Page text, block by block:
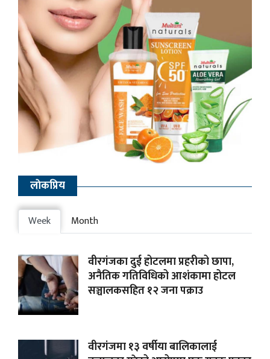
लाेकप्रिय
Week Month
वीरगंजका दुई होटलमा प्रहरीको छापा,
अनैतिक गतिविधिको आशंकामा होटल
सञ्चालकसहित १२ जना पक्राउ
वीरगंजमा १३ वर्षीया बालिकालाई